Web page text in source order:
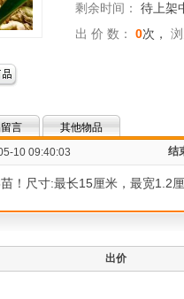
剩余时间：
待上架
出 价 数：
0次，
言
其他物品
10 09:40:03 结
！尺寸:最长15厘米，最宽1.2
出价